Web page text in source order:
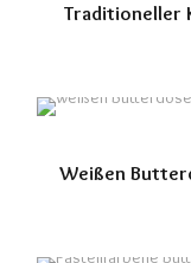
Traditioneller
Weißen